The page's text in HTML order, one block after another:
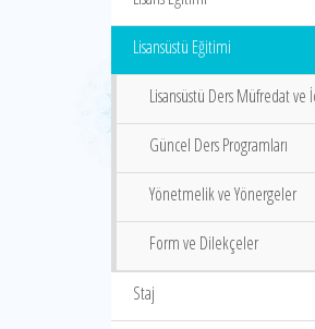
Lisansüstü Eğitimi
Lisansüstü Ders Müfredat ve
Güncel Ders Programları
Yönetmelik ve Yönergeler
Form ve Dilekçeler
Staj